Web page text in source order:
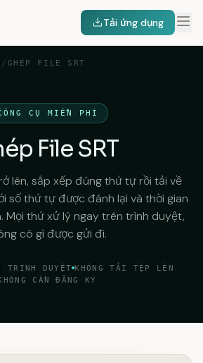
Tải ứng dụng
/ GHÉP FILE SRT
CỤ MIỄN PHÍ
File SRT
lên, sắp xếp đúng thứ tự rồi tải về
số thứ tự được đánh lại và thời gian
Mọi thứ xử lý ngay trên trình duyệt,
có gì được gửi đi.
TRÌNH DUYỆT KHÔNG TẢI TỆP LÊN
CẦN ĐĂNG KÝ